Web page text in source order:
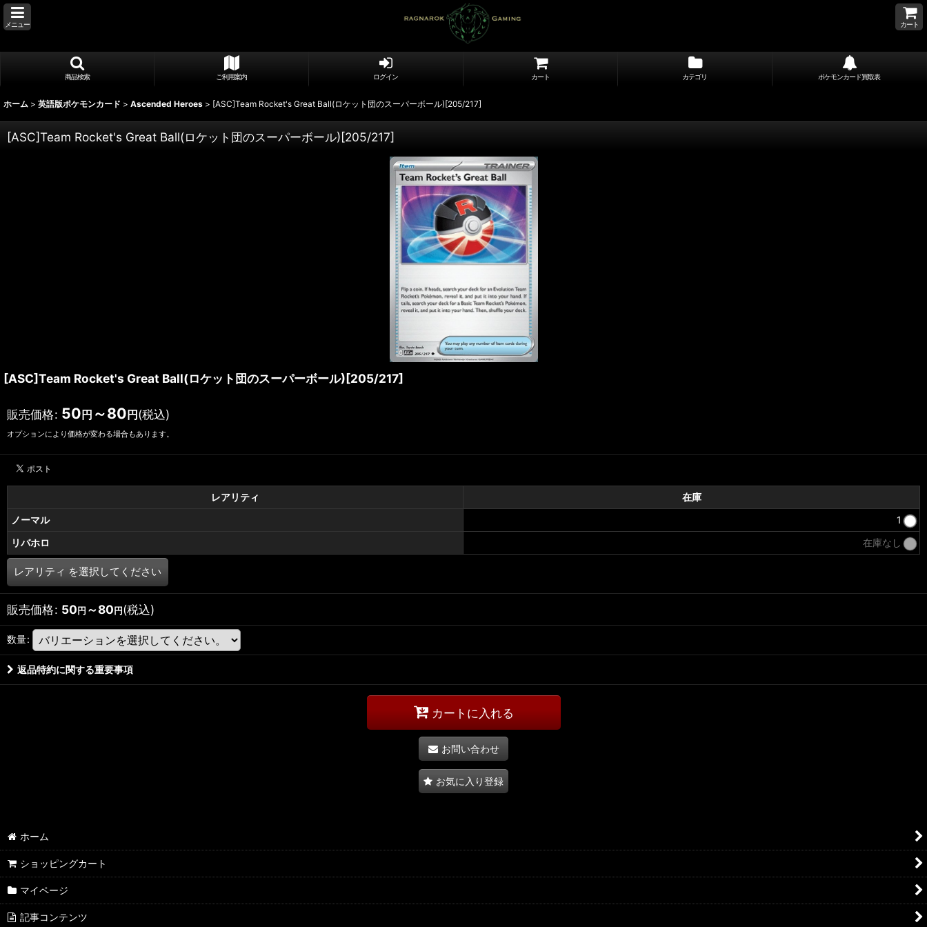
メニュー カート
商品検索 ご利用案内 ログイン カート カテゴリ ポケモンカード買取表
ホーム > 英語版ポケモンカード > Ascended Heroes > [ASC]Team Rocket's Great Ball(ロケット団のスーパーボール)[205/217]
[ASC]Team Rocket's Great Ball(ロケット団のスーパーボール)[205/217]
[ASC]Team Rocket's Great Ball(ロケット団のスーパーボール)[205/217]
販売価格: 50 円 ～80 円 (税込)
オプションにより価格が変わる場合もあります。
レアリティ
在庫
ノーマル
1
リバホロ
在庫なし
レアリティ を選択してください
販売価格: 50円 ～80円(税込)
数量:
返品特約に関する重要事項
カートに入れる
お問い合わせ
お気に入り登録
ホーム
ショッピングカート
マイページ
記事コンテンツ